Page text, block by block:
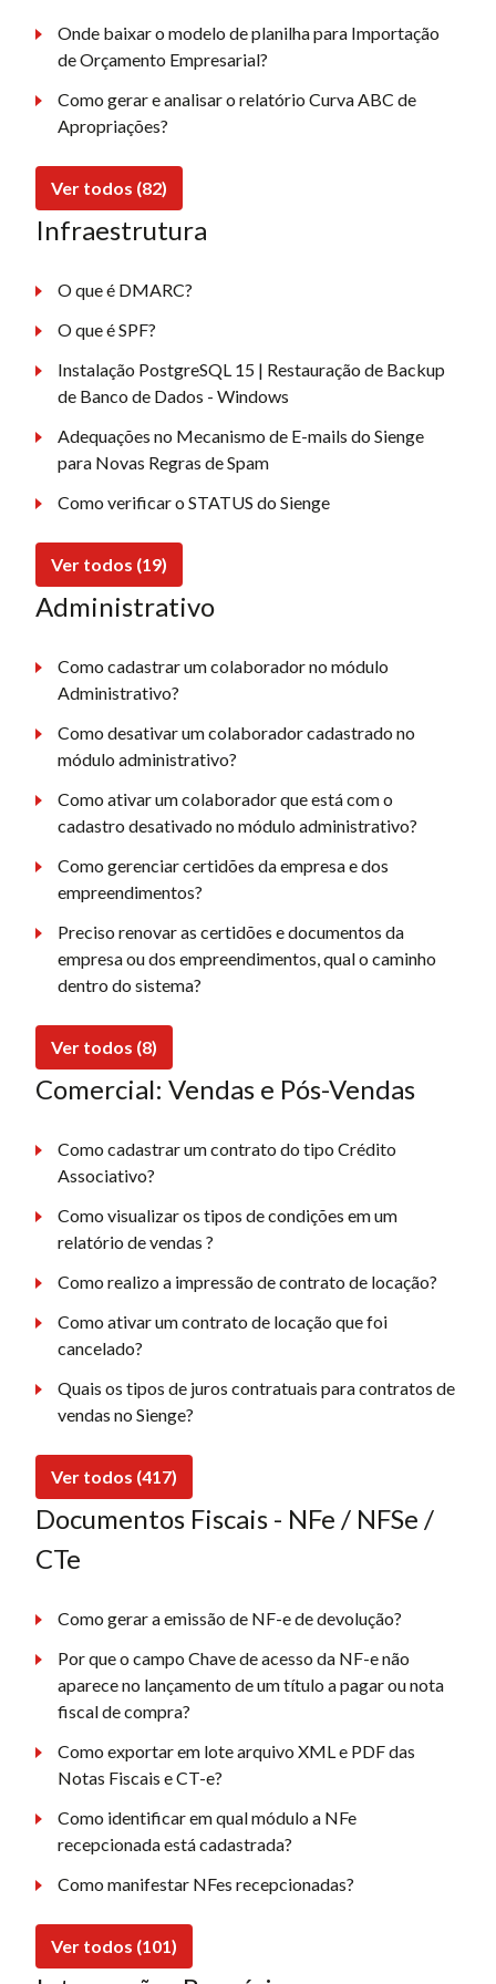
Onde baixar o modelo de planilha para Importação
de Orçamento Empresarial?
Como gerar e analisar o relatório Curva ABC de
Apropriações?
Ver todos (82)
Infraestrutura
O que é DMARC?
O que é SPF?
Instalação PostgreSQL 15 | Restauração de Backup
de Banco de Dados - Windows
Adequações no Mecanismo de E-mails do Sienge
para Novas Regras de Spam
Como verificar o STATUS do Sienge
Ver todos (19)
Administrativo
Como cadastrar um colaborador no módulo
Administrativo?
Como desativar um colaborador cadastrado no
módulo administrativo?
Como ativar um colaborador que está com o
cadastro desativado no módulo administrativo?
Como gerenciar certidões da empresa e dos
empreendimentos?
Preciso renovar as certidões e documentos da
empresa ou dos empreendimentos, qual o caminho
dentro do sistema?
Ver todos (8)
Comercial: Vendas e Pós-Vendas
Como cadastrar um contrato do tipo Crédito
Associativo?
Como visualizar os tipos de condições em um
relatório de vendas ?
Como realizo a impressão de contrato de locação?
Como ativar um contrato de locação que foi
cancelado?
Quais os tipos de juros contratuais para contratos de
vendas no Sienge?
Ver todos (417)
Documentos Fiscais - NFe / NFSe /
CTe
Como gerar a emissão de NF-e de devolução?
Por que o campo Chave de acesso da NF-e não
aparece no lançamento de um título a pagar ou nota
fiscal de compra?
Como exportar em lote arquivo XML e PDF das
Notas Fiscais e CT-e?
Como identificar em qual módulo a NFe
recepcionada está cadastrada?
Como manifestar NFes recepcionadas?
Ver todos (101)